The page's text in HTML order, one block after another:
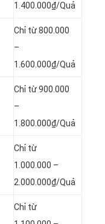
1.400.000₫/Quả
Chỉ từ 800.000
–
1.600.000₫/Quả
Chỉ từ 900.000
–
1.800.000₫/Quả
Chỉ từ
1.000.000 –
2.000.000₫/Quả
Chỉ từ